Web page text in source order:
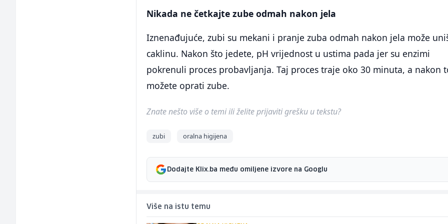
Nikada ne četkajte zube odmah nakon jela
Iznenađujuće, zubi su mekani i pranje zuba odmah nakon jela može
caklinu. Nakon što jedete, pH vrijednost u ustima pada jer su enzimi
pokrenuli proces probavljanja. Taj proces traje oko 30 minuta, a nakon
možete oprati zube.
Znate nešto više o temi ili želite prijaviti grešku u tekstu?
zubi oralna higijena
Dodajte Klix.ba među omiljene izvore na Googlu
Više na istu temu